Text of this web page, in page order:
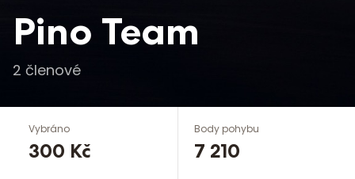
Pino Team
2 členové
Vybráno
300 Kč
Body pohybu
7 210